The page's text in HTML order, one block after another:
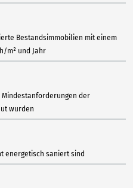
Bestandsimmobilien mit einem
m² und Jahr
der
wurden
energetisch saniert sind